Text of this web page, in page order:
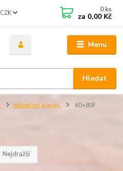
Menu
CZK
Hledat
0 ks
za 0,00 Kč
Jednodílné plavky 40+80F
Nejdražší